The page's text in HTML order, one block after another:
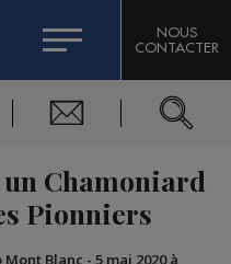
DE L'EXPERT
SKIABLES
BLANC
NOUS
CONTACTER
Chamoniard
Pionniers
Mont Blanc - 5 mai 2020 à